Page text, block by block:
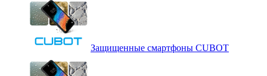
Защищенные смартфоны CUBOT